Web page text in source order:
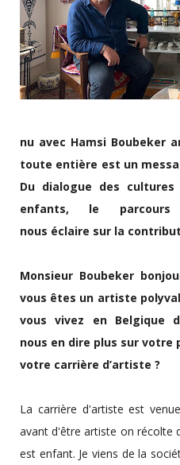
nu avec Hamsi Boubeker
toute entière est un
Du dialogue des
enfants, le
nous éclaire sur la
Monsieur Boubeker
vous êtes un artiste
vous vivez en Belgique
nous en dire plus sur votre
votre carrière d’artiste ?
La carrière d'artiste est
avant d'être artiste on récolte
est enfant. Je viens de la